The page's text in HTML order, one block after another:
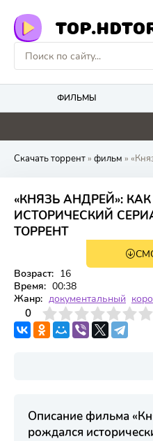
ФИЛЬМЫ
0 0
Скачать торрент» фильм »
«КНЯЗЬ АНДРЕЙ»:
ИСТОРИЧЕСКИЙ
ТОРРЕНТ
Возраст: 16
Время: 00:38
Жанр: документальный
0
4 6 7 8 9 10
Описание фильма
рождался